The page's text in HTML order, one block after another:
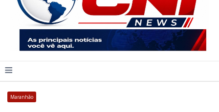
≡
Maranhão